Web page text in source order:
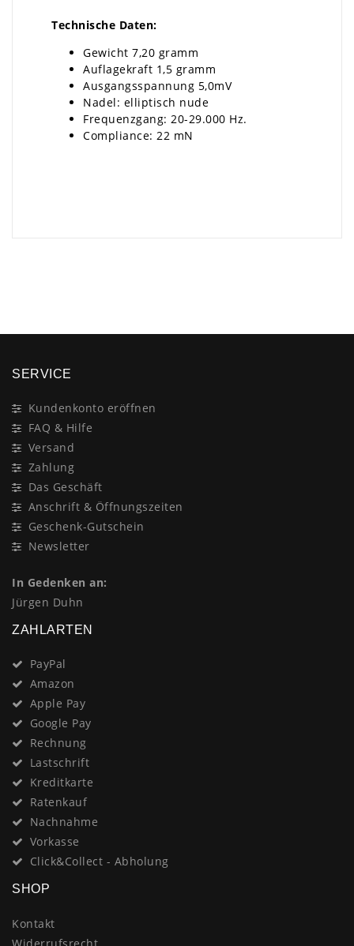
Technische Daten:
Gewicht 7,20 gramm
Auflagekraft 1,5 gramm
Ausgangsspannung 5,0mV
Nadel: elliptisch nude
Frequenzgang: 20-29.000 Hz.
Compliance: 22 mN
SERVICE
Kundenkonto eröffnen
FAQ & Hilfe
Versand
Zahlung
Das Geschäft
Anschrift & Öffnungszeiten
Geschenk-Gutschein
Newsletter
In Gedenken an:
Jürgen Duhn
ZAHLARTEN
PayPal
Amazon
Apple Pay
Google Pay
Rechnung
Lastschrift
Kreditkarte
Ratenkauf
Nachnahme
Vorkasse
Click&Collect - Abholung
SHOP
Kontakt
Widerrufsrecht